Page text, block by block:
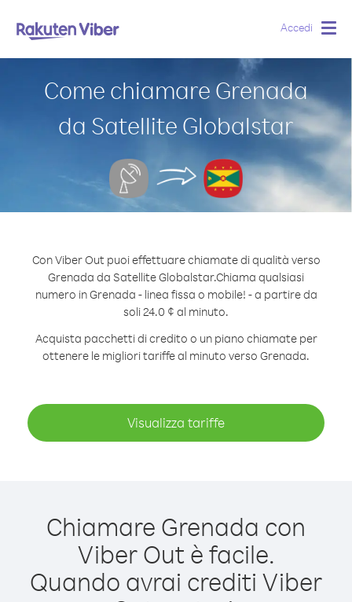
Accedi
Come chiamare Grenada
da Satellite Globalstar
Con Viber Out puoi effettuare chiamate di qualità verso
Grenada da Satellite Globalstar.Chiama qualsiasi
numero in Grenada - linea fissa o mobile! - a partire da
soli 24.0 ¢ al minuto.
Acquista pacchetti di credito o un piano chiamate per
ottenere le migliori tariffe al minuto verso Grenada.
Visualizza tariffe
Chiamare Grenada con
Viber Out è facile.
Quando avrai crediti Viber